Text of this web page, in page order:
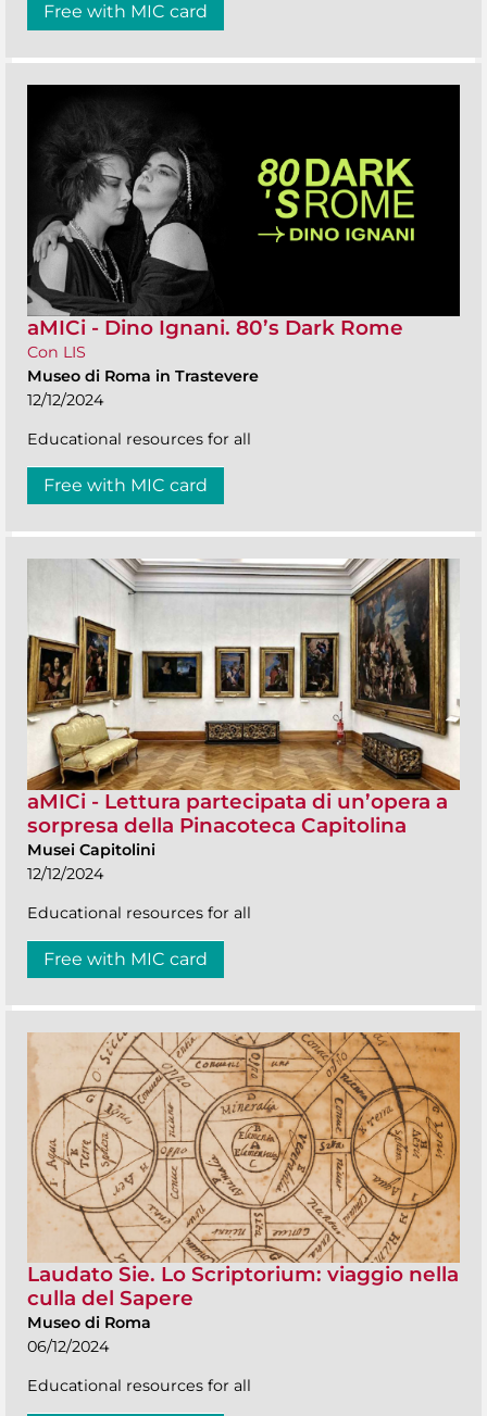
Free with MIC card
aMICi - Dino Ignani. 80’s Dark Rome
Con LIS
Museo di Roma in Trastevere
12/12/2024
Educational resources for all
Free with MIC card
aMICi - Lettura partecipata di un’opera a
sorpresa della Pinacoteca Capitolina
Musei Capitolini
12/12/2024
Educational resources for all
Free with MIC card
Laudato Sie. Lo Scriptorium: viaggio nella
culla del Sapere
Museo di Roma
06/12/2024
Educational resources for all